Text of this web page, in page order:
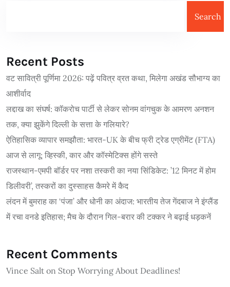
Search
Recent Posts
वट सावित्री पूर्णिमा 2026: पढ़ें पवित्र व्रत कथा, मिलेगा अखंड सौभाग्य का
आशीर्वाद
लद्दाख का संघर्ष: कॉकरोच पार्टी से लेकर सोनम वांगचुक के आमरण अनशन
तक, क्या झुकेंगे दिल्ली के सत्ता के गलियारे?
ऐतिहासिक व्यापार समझौता: भारत-UK के बीच फ्री ट्रेड एग्रीमेंट (FTA)
आज से लागू; व्हिस्की, कार और कॉस्मेटिक्स होंगे सस्ते
राजस्थान-एमपी बॉर्डर पर नशा तस्करी का नया सिंडिकेट: ’12 मिनट में होम
डिलीवरी’, तस्करों का दुस्साहस कैमरे में कैद
लंदन में बुमराह का ‘पंजा’ और धोनी का अंदाज: भारतीय तेज गेंदबाज ने इंग्लैंड
में रचा वनडे इतिहास; मैच के दौरान गिल-बरार की टक्कर ने बढ़ाई धड़कनें
Recent Comments
Vince Salt on Stop Worrying About Deadlines!